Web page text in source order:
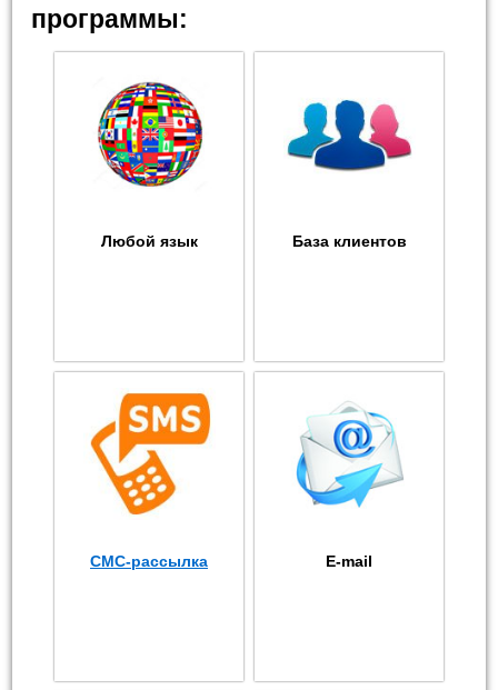
программы:
Любой язык База клиентов
СМС-рассылка E-mail